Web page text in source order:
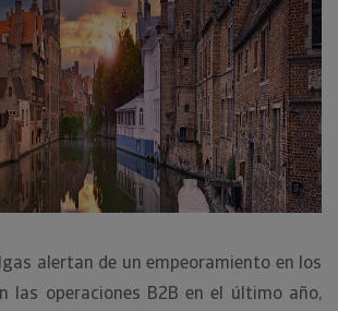
alertan de un empeoramiento en los
las operaciones B2B en el último año,